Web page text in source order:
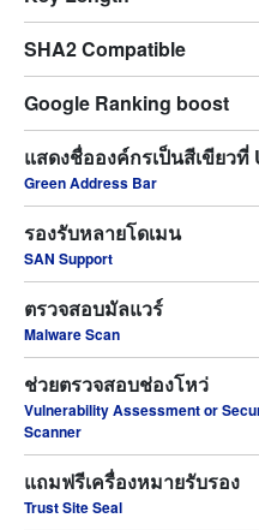
SHA2 Compatible
Google Ranking boost
แสดงชื่อองค์กรเป็นสีเขียวที่
Green Address Bar
รองรับหลายโดเมน
SAN Support
ตรวจสอบมัลแวร์
Malware Scan
ช่วยตรวจสอบช่องโหว่
Vulnerability Assessment or
Scanner
แถมฟรีเครื่องหมายรับรอง
Trust Site Seal